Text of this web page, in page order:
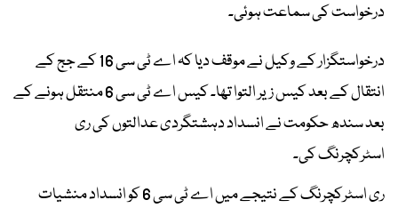
درخواست کی سماعت ہوئی۔
درخواستگزار کے وکیل نے موقف دیا کہ اے ٹی سی 16 کے جج کے
انتقال کے بعد کیس زیر التوا تھا۔ کیس اے ٹی سی 6 منتقل ہونے کے
بعد سندھ حکومت نے انسداد دہشتگردی عدالتوں کی ری
اسٹرکچرنگ کی۔
ری اسٹرکچرنگ کے نتیجے میں اے ٹی سی 6 کو انسداد منشیات